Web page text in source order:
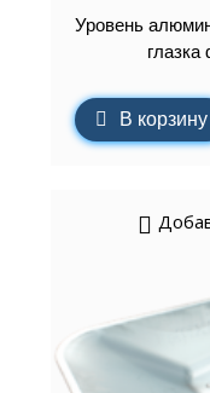
Уровень
В корзину